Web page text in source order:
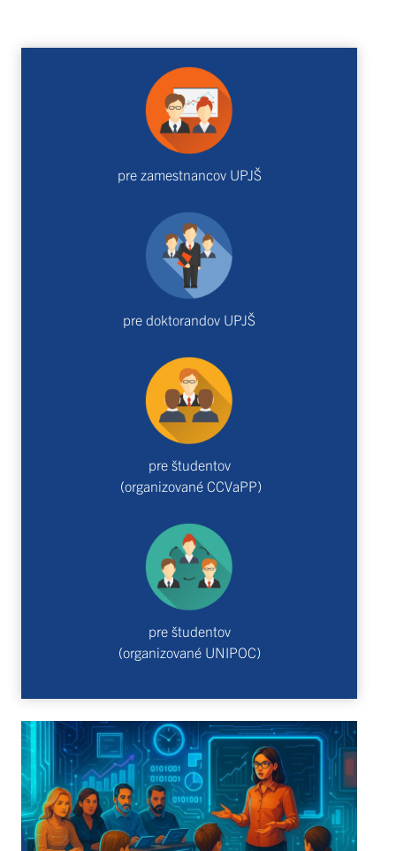
pre zamestnancov UPJŠ
pre doktorandov UPJŠ
pre študentov
(organizované CCVaPP)
pre študentov
(organizované UNIPOC)